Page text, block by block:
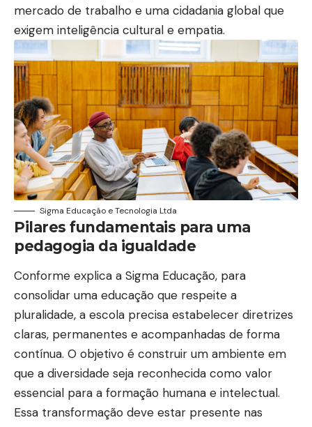
mercado de trabalho e uma cidadania global que
exigem inteligência cultural e empatia.
Sigma Educação e Tecnologia Ltda
Pilares fundamentais para uma
pedagogia da igualdade
Conforme explica a Sigma Educação, para
consolidar uma educação que respeite a
pluralidade, a escola precisa estabelecer diretrizes
claras, permanentes e acompanhadas de forma
contínua. O objetivo é construir um ambiente em
que a diversidade seja reconhecida como valor
essencial para a formação humana e intelectual.
Essa transformação deve estar presente nas